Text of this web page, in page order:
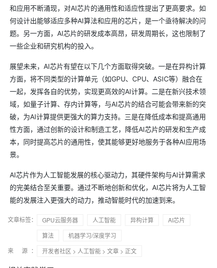
和应用不断涌现，对AI芯片的通用性和适应性提出了更高要求。如
何设计出能够适应多种AI算法和应用的芯片，是一个亟待解决的问
题。另一方面，AI芯片的研发成本高昂，研发周期长，这也限制了
一些企业和研究机构的投入。
展望未来，AI芯片有望在以下几个方面取得突破。一是在异构计算
方面，将不同类型的计算单元（如GPU、CPU、ASIC等）融合在
一起，发挥各自的优势，实现更高效的AI计算。二是在新兴技术领
域，如量子计算、存内计算等，与AI芯片的结合可能会带来新的突
破，为AI计算提供更强大的算力支持。三是在降低成本和提高通用
性方面，通过创新的设计和制造工艺，降低AI芯片的研发和生产成
本，同时提高芯片的通用性，使其能够更好地服务于各种AI应用场
景。
AI芯片作为人工智能发展的核心驱动力，其硬件架构与AI计算需求
的完美结合至关重要。通过不断地创新和优化，AI芯片将为人工智
能的发展注入更强大的动力，推动智能时代的加速到来。
文章标签： GPU云服务器 人工智能 异构计算
AI芯片
算法
机器学习/深度学习
来 源：
开发者社区 > 人工智能 > 文章 > 正文